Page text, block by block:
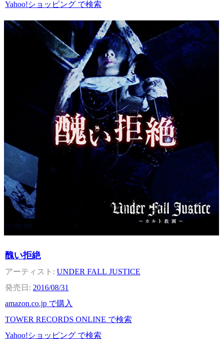
Yahoo!ショッピング で検索
醜い拒絶
UNDER FALL JUSTICE
2016/08/31
amazon.co.jp で購入
TOWER RECORDS ONLINE で検索
Yahoo!ショッピング で検索